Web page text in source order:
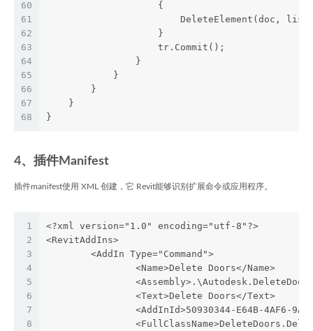
60
61
62
63
64
65
66
67
68
                    {
DeleteElement(doc,
                    }
                    tr.Commit();
                }
            }
        }
    }
}
4、插件Manifest
插件manifest使用 XML 创建，它 Revit能够识别扩展命令或应用程序。
1
2
3
4
5
6
7
8
<?xml version="1.0" encoding="utf-8"?>
<RevitAddIns>
	<AddIn Type="Command">
		<Name>Delete Doors</Name>
		<Text>Delete Doors</Text>
<AddInId>50930344-E64B-4AF6-